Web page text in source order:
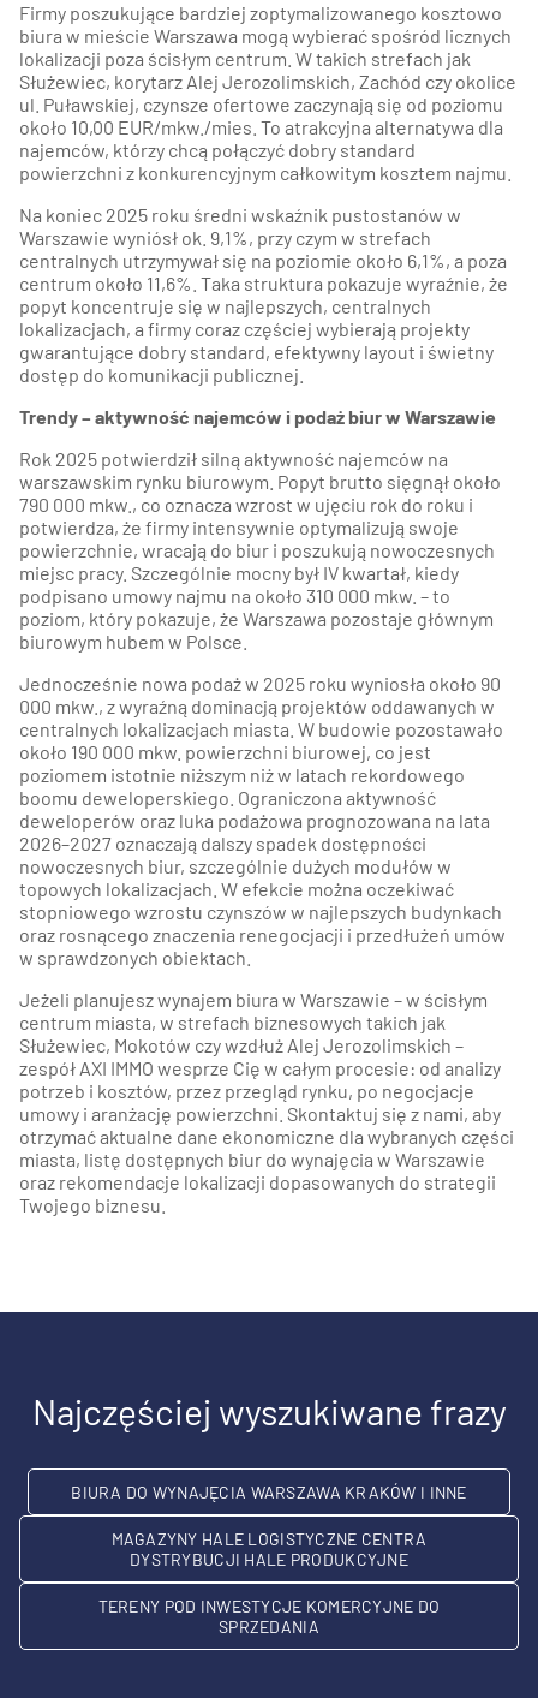
Firmy poszukujące bardziej zoptymalizowanego kosztowo
biura w mieście Warszawa mogą wybierać spośród licznych
lokalizacji poza ścisłym centrum. W takich strefach jak
Służewiec, korytarz Alej Jerozolimskich, Zachód czy okolice
ul. Puławskiej, czynsze ofertowe zaczynają się od poziomu
około 10,00 EUR/mkw./mies. To atrakcyjna alternatywa dla
najemców, którzy chcą połączyć dobry standard
powierzchni z konkurencyjnym całkowitym kosztem najmu.
Na koniec 2025 roku średni wskaźnik pustostanów w
Warszawie wyniósł ok. 9,1%, przy czym w strefach
centralnych utrzymywał się na poziomie około 6,1%, a poza
centrum około 11,6%. Taka struktura pokazuje wyraźnie, że
popyt koncentruje się w najlepszych, centralnych
lokalizacjach, a firmy coraz częściej wybierają projekty
gwarantujące dobry standard, efektywny layout i świetny
dostęp do komunikacji publicznej.
Trendy – aktywność najemców i podaż biur w Warszawie
Rok 2025 potwierdził silną aktywność najemców na
warszawskim rynku biurowym. Popyt brutto sięgnął około
790 000 mkw., co oznacza wzrost w ujęciu rok do roku i
potwierdza, że firmy intensywnie optymalizują swoje
powierzchnie, wracają do biur i poszukują nowoczesnych
miejsc pracy. Szczególnie mocny był IV kwartał, kiedy
podpisano umowy najmu na około 310 000 mkw. – to
poziom, który pokazuje, że Warszawa pozostaje głównym
biurowym hubem w Polsce.
Jednocześnie nowa podaż w 2025 roku wyniosła około 90
000 mkw., z wyraźną dominacją projektów oddawanych w
centralnych lokalizacjach miasta. W budowie pozostawało
około 190 000 mkw. powierzchni biurowej, co jest
poziomem istotnie niższym niż w latach rekordowego
boomu deweloperskiego. Ograniczona aktywność
deweloperów oraz luka podażowa prognozowana na lata
2026–2027 oznaczają dalszy spadek dostępności
nowoczesnych biur, szczególnie dużych modułów w
topowych lokalizacjach. W efekcie można oczekiwać
stopniowego wzrostu czynszów w najlepszych budynkach
oraz rosnącego znaczenia renegocjacji i przedłużeń umów
w sprawdzonych obiektach.
Jeżeli planujesz wynajem biura w Warszawie – w ścisłym
centrum miasta, w strefach biznesowych takich jak
Służewiec, Mokotów czy wzdłuż Alej Jerozolimskich –
zespół AXI IMMO wesprze Cię w całym procesie: od analizy
potrzeb i kosztów, przez przegląd rynku, po negocjacje
umowy i aranżację powierzchni. Skontaktuj się z nami, aby
otrzymać aktualne dane ekonomiczne dla wybranych części
miasta, listę dostępnych biur do wynajęcia w Warszawie
oraz rekomendacje lokalizacji dopasowanych do strategii
Twojego biznesu.
Najczęściej wyszukiwane frazy
BIURA DO WYNAJĘCIA WARSZAWA KRAKÓW I INNE
MAGAZYNY HALE LOGISTYCZNE CENTRA
DYSTRYBUCJI HALE PRODUKCYJNE
TERENY POD INWESTYCJE KOMERCYJNE DO
SPRZEDANIA